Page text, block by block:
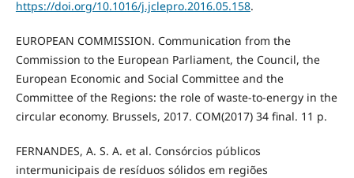
https://doi.org/10.1016/j.jclepro.2016.05.158.
EUROPEAN COMMISSION. Communication from the
Commission to the European Parliament, the Council, the
European Economic and Social Committee and the
Committee of the Regions: the role of waste-to-energy in the
circular economy. Brussels, 2017. COM(2017) 34 final. 11 p.
FERNANDES, A. S. A. et al. Consórcios públicos
intermunicipais de resíduos sólidos em regiões